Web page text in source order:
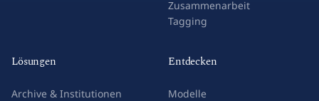
Zusammenarbeit
Tagging
Lösungen
Archive & Institutionen
Entdecken
Modelle